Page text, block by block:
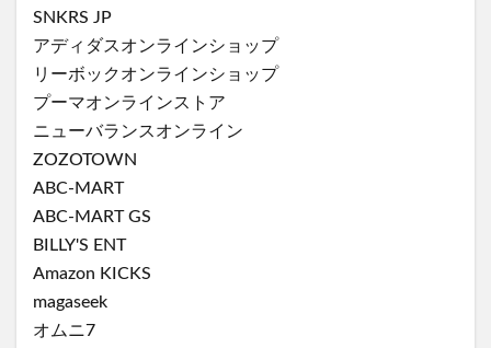
SNKRS JP
アディダスオンラインショップ
リーボックオンラインショップ
プーマオンラインストア
ニューバランスオンライン
ZOZOTOWN
ABC-MART
ABC-MART GS
BILLY'S ENT
Amazon KICKS
magaseek
オムニ7